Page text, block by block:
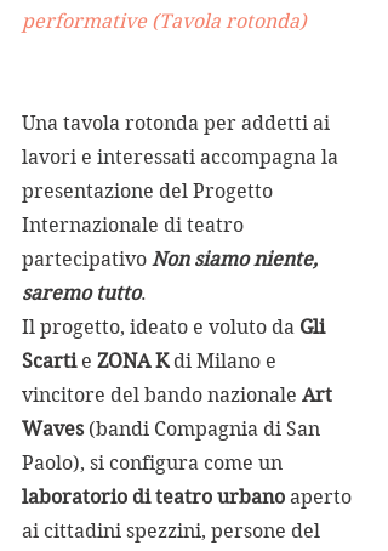
performative (Tavola rotonda)
Una tavola rotonda per addetti ai
lavori e interessati accompagna la
presentazione del Progetto
Internazionale di teatro
partecipativo Non siamo niente,
saremo tutto.
Il progetto, ideato e voluto da Gli
Scarti e ZONA K di Milano e
vincitore del bando nazionale Art
Waves (bandi Compagnia di San
Paolo), si configura come un
laboratorio di teatro urbano aperto
ai cittadini spezzini, persone del